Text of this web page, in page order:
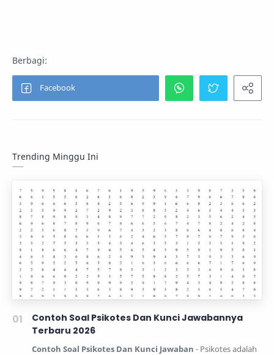
Trending Minggu Ini
Contoh Soal Psikotes Dan Kunci Jawabannya
Terbaru 2026
Contoh Soal Psikotes Dan Kunci Jawaban - Psikotes adalah